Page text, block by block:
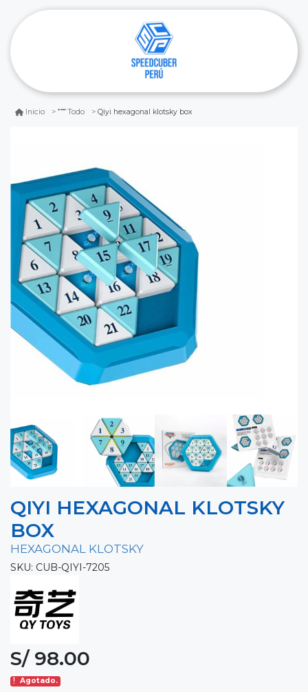
Inicio Todo Qiyi hexagonal klotsky box
QIYI HEXAGONAL KLOTSKY
BOX
HEXAGONAL KLOTSKY
SKU: CUB-QIYI-7205
S/ 98.00
Agotado.